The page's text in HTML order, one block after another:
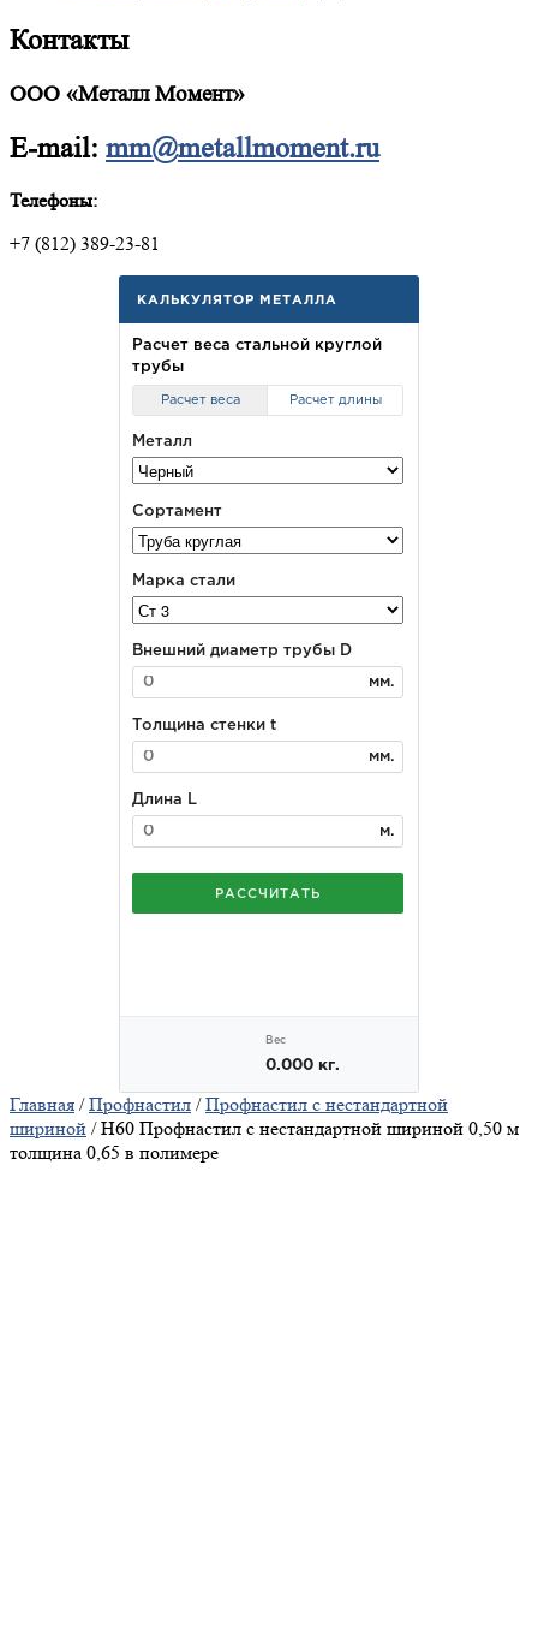
Контакты
ООО «Металл Момент»
E-mail: mm@metallmoment.ru
Телефоны:
+7 (812) 389-23-81
Главная /Профнастил /Профнастил с нестандартной
шириной / Н60 Профнастил с нестандартной шириной 0,50 м
толщина 0,65 в полимере